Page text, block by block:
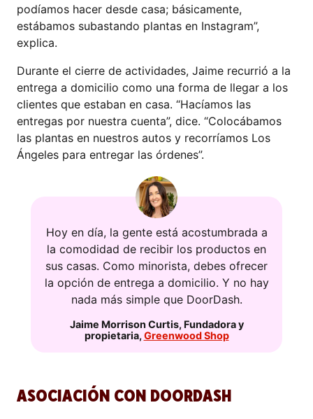
podíamos hacer desde casa; básicamente,
estábamos subastando plantas en Instagram”,
explica.
Durante el cierre de actividades, Jaime recurrió a la
entrega a domicilio como una forma de llegar a los
clientes que estaban en casa. “Hacíamos las
entregas por nuestra cuenta”, dice. “Colocábamos
las plantas en nuestros autos y recorríamos Los
Ángeles para entregar las órdenes”.
Hoy en día, la gente está acostumbrada a
la comodidad de recibir los productos en
sus casas. Como minorista, debes ofrecer
la opción de entrega a domicilio. Y no hay
nada más simple que DoorDash.
Jaime Morrison Curtis, Fundadora y
propietaria, Greenwood Shop
ASOCIACIÓN CON DOORDASH